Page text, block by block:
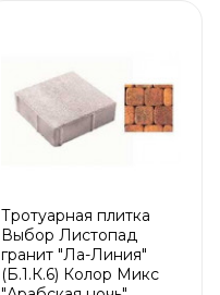
Тротуарная плитка
Выбор Листопад
гранит "Ла-Линия"
(Б.1.К.6) Колор Микс